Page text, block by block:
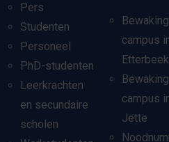
Pers
Studenten
Personeel
PhD-studenten
Leerkrachten
en secundaire
scholen
Bewaking
campus
Etterbeek
Bewaking
campus
Jette